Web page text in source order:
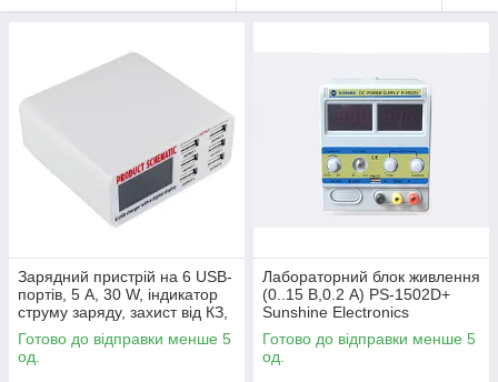
Зарядний пристрій на 6 USB-
портів, 5 A, 30 W, індикатор
струму заряду, захист від КЗ,
SS-304D, WLX-899
Готово до відправки менше 5
од.
Лабораторний блок живлення
(0..15 В,0.2 А) PS-1502D+
Sunshine Electronics
Готово до відправки менше 5
од.